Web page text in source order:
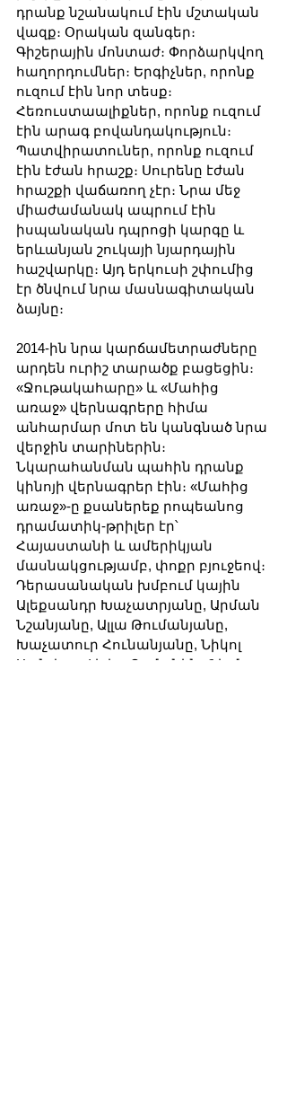
դրանք նշանակում էին մշտական
վազք։ Օրական զանգեր։
Գիշերային մոնտաժ։ Փորձարկվող
հաղորդումներ։ Երգիչներ, որոնք
ուզում էին նոր տեսք։
Հեռուստաալիքներ, որոնք ուզում
էին արագ բովանդակություն։
Պատվիրատուներ, որոնք ուզում
էին էժան հրաշք։ Սուրենը էժան
հրաշքի վաճառող չէր։ Նրա մեջ
միաժամանակ ապրում էին
իսպանական դպրոցի կարգը և
երևանյան շուկայի նյարդային
հաշվարկը։ Այդ երկուսի շփումից
էր ծնվում նրա մասնագիտական
ձայնը։
2014-ին նրա կարճամետրաժները
արդեն ուրիշ տարածք բացեցին։
«Ջութակահարը» և «Մահից
առաջ» վերնագրերը հիմա
անհարմար մոտ են կանգնած նրա
վերջին տարիներին։
Նկարահանման պահին դրանք
կինոյի վերնագրեր էին։ «Մահից
առաջ»-ը քսաներեք րոպեանոց
դրամատիկ-թրիլեր էր՝
Հայաստանի և ամերիկյան
մասնակցությամբ, փոքր բյուջեով։
Դերասանական խմբում կային
Ալեքսանդր Խաչատրյանը, Արման
Նշանյանը, Ալլա Թումանյանը,
Խաչատուր Հունանյանը, Նիկոլ
Սանչեսը, Լիլիթ Ռոմանին։ Ֆիլմը